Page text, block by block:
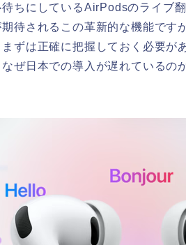
ちにしているAirPodsのライブ
待されるこの革新的な機能です
ずは正確に把握しておく必要が
ぜ日本での導入が遅れているの